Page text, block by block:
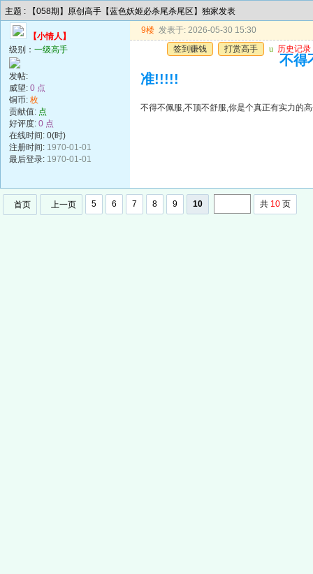
主题 : 【058期】原创高手【蓝色妖姬必杀尾杀尾区】独家发表
【小情人】
级别： 一级高手
发帖:
威望: 0 点
铜币: 枚
贡献值: 点
好评度: 0 点
在线时间: 0(时)
注册时间: 1970-01-01
最后登录: 1970-01-01
9楼 发表于: 2026-05-30 15:30
签到赚钱
打赏高手 u 历史记录
不得
准!!!!!
不得不佩服,不顶不舒服,你是个真正有实力的
首页 上一页 5 6 7 8 9 10 共 10 页